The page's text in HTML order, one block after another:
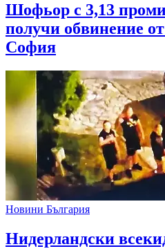
Шофьор с 3,13
получи обвинение
София
Новини България
Нидерландски